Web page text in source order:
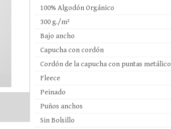
100% Algodón Orgánico
300 g./m²
Bajo ancho
Capucha con cordón
Cordón de la capucha con puntas metálico
Fleece
Peinado
Puños anchos
Sin Bolsillo